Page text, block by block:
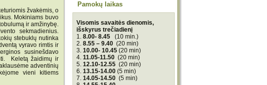
žvakėmis, o
Mokiniams buvo
ir amžinybę.
sekmadienius.
stebuklų nutinka
vyravo rimtis ir
susinešdavo
Keletą žaidimų ir
adventinių
vieni kitiems
Pamokų laikas
Visomis savaitės dienomis,
išskyrus trečiadienį
1. 8.00- 8.45
(10 min.)
2. 8.55 – 9.40 (20 min)
3. 10.00- 10.45 (20 min)
4. 11.05-11.50 (20 min)
5. 12.10-12.55 (20 min)
6. 13.15-14.00 (5 min)
7. 14.05-14.50 (5 min)